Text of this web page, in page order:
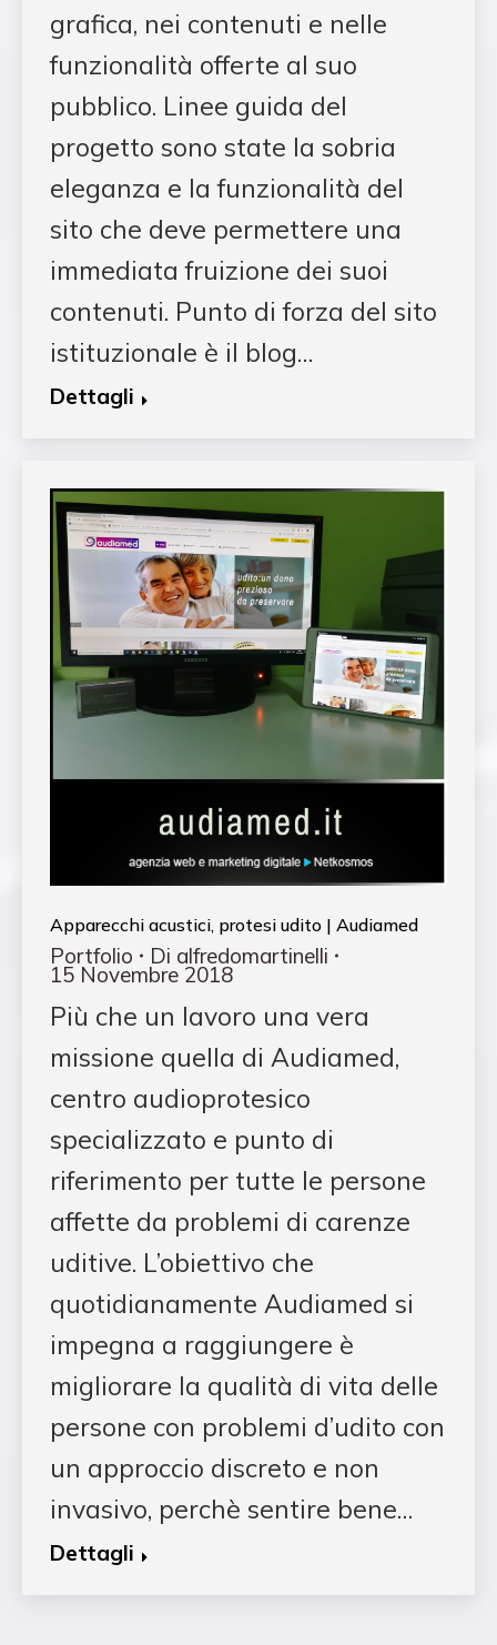
grafica, nei contenuti e nelle
funzionalità offerte al suo
pubblico. Linee guida del
progetto sono state la sobria
eleganza e la funzionalità del
sito che deve permettere una
immediata fruizione dei suoi
contenuti. Punto di forza del sito
istituzionale è il blog…
Dettagli
Apparecchi acustici, protesi udito | Audiamed
Portfolio Di alfredomartinelli
15 Novembre 2018
Più che un lavoro una vera
missione quella di Audiamed,
centro audioprotesico
specializzato e punto di
riferimento per tutte le persone
affette da problemi di carenze
uditive. L’obiettivo che
quotidianamente Audiamed si
impegna a raggiungere è
migliorare la qualità di vita delle
persone con problemi d’udito con
un approccio discreto e non
invasivo, perchè sentire bene…
Dettagli